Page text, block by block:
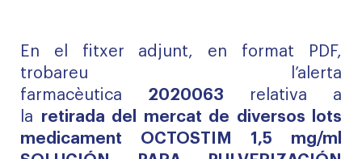
En el fitxer adjunt, en format PDF,
trobareu l’alerta
farmacèutica 2020063 relativa a
la retirada del mercat de diversos lots
medicament OCTOSTIM 1,5 mg/ml